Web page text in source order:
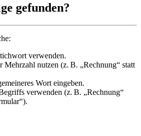
gefunden?
verwenden.
Mehrzahl nutzen (z. B. „Rechnung“ statt
Wort eingeben.
verwenden (z. B. „Rechnung“